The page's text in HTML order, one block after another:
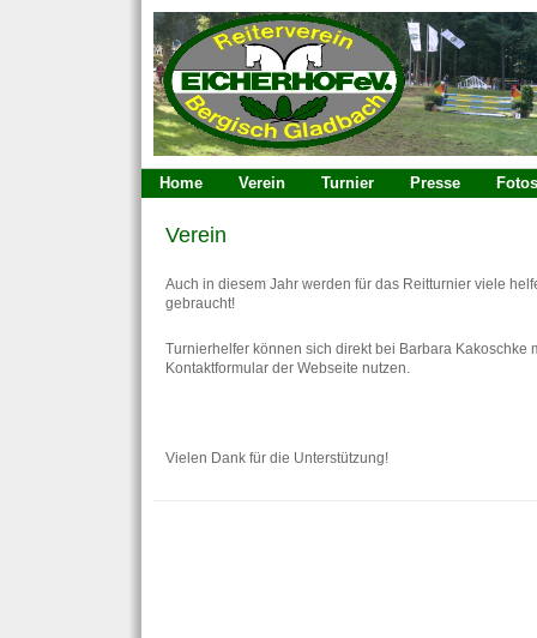
Home Verein Turnier Presse Fotos
Verein
Auch in diesem Jahr werden für das Reitturnier viele
gebraucht!
Turnierhelfer können sich direkt bei Barbara Kakoschke
Kontaktformular der Webseite nutzen.
Vielen Dank für die Unterstützung!